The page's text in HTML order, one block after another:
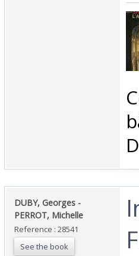
‎DUBY, Georges -
PERROT, Michelle‎
Reference : 28541
See the book